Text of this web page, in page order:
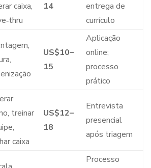
caixa,
14
entrega de
currículo
US$10–
15
Aplicação
online;
processo
prático
treinar
caixa
US$12–
18
Entrevista
presencial
após triagem
Processo